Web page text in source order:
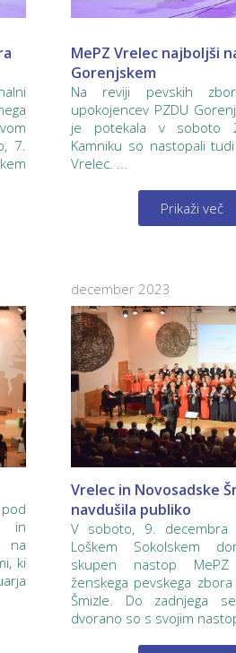
7.
MePZ Vrelec najboljši
Gorenjskem
Na reviji pevskih
upokojencev PZDU
je potekala v soboto
Kamniku so nastopali
Vrelec. ...
Prikaži več
in
na
ki
december 2023
Vrelec in Novosadske
navdušila publiko
V soboto, 9.
Loškem Sokolskem
skupen nastop
ženskega pevskega
Šmizle. Do zadnjega
dvorano so s svojim